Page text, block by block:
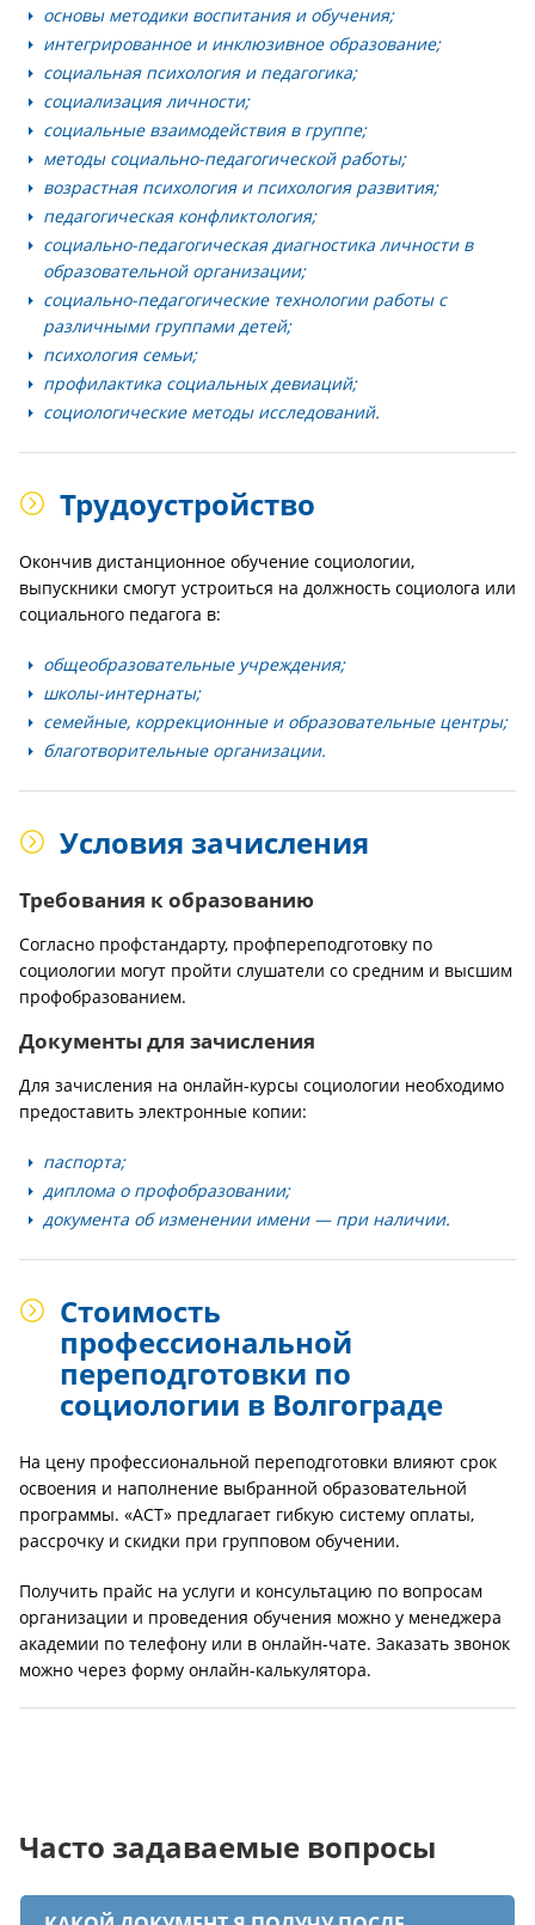
основы методики воспитания и обучения;
интегрированное и инклюзивное образование;
социальная психология и педагогика;
социализация личности;
социальные взаимодействия в группе;
методы социально-педагогической работы;
возрастная психология и психология развития;
педагогическая конфликтология;
социально-педагогическая диагностика личности в
образовательной организации;
социально-педагогические технологии работы с
различными группами детей;
психология семьи;
профилактика социальных девиаций;
социологические методы исследований.
Трудоустройство
Окончив дистанционное обучение социологии,
выпускники смогут устроиться на должность социолога или
социального педагога в:
общеобразовательные учреждения;
школы-интернаты;
семейные, коррекционные и образовательные центры;
благотворительные организации.
Условия зачисления
Требования к образованию
Согласно профстандарту, профпереподготовку по
социологии могут пройти слушатели со средним и высшим
профобразованием.
Документы для зачисления
Для зачисления на онлайн-курсы социологии необходимо
предоставить электронные копии:
паспорта;
диплома о профобразовании;
документа об изменении имени — при наличии.
Стоимость
профессиональной
переподготовки по
социологии в Волгограде
На цену профессиональной переподготовки влияют срок
освоения и наполнение выбранной образовательной
программы. «АСТ» предлагает гибкую систему оплаты,
рассрочку и скидки при групповом обучении.
Получить прайс на услуги и консультацию по вопросам
организации и проведения обучения можно у менеджера
академии по телефону или в онлайн-чате. Заказать звонок
можно через форму онлайн-калькулятора.
Часто задаваемые вопросы